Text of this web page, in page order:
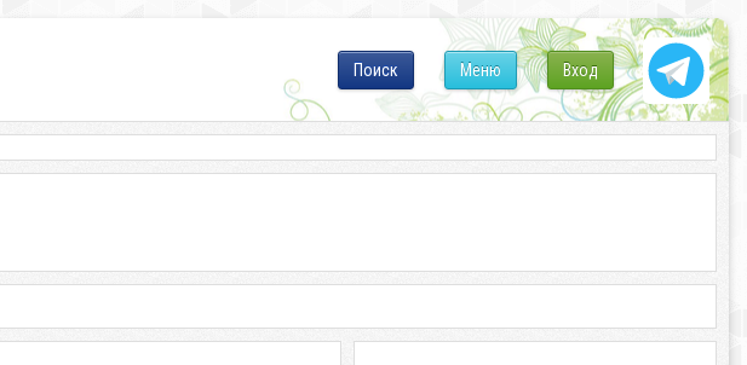
Вход
Меню
Поиск